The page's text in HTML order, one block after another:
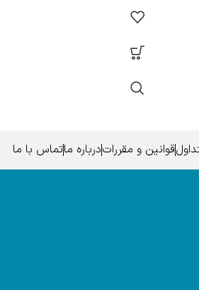
قوانین و مقرراتدرباره ماتماس با ما